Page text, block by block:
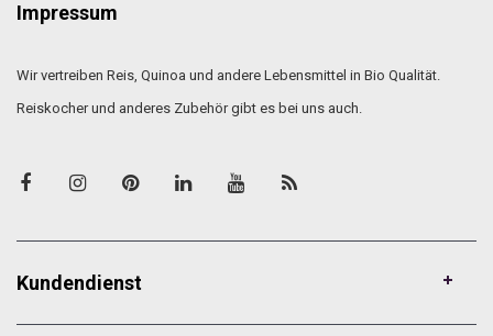
Impressum
Wir vertreiben Reis, Quinoa und andere Lebensmittel in Bio Qualität.
Reiskocher und anderes Zubehör gibt es bei uns auch.
Kundendienst